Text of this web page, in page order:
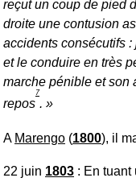
reçut un coup de pied
droite une contusion
accidents consécutifs
et le conduire en très
marche pénible et son
repos
7
.
A Marengo (1800), il
22 juin 1803 : En tuant